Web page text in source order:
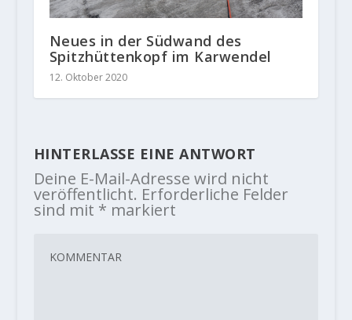
Neues in der Südwand des
Spitzhüttenkopf im Karwendel
12. Oktober 2020
HINTERLASSE EINE ANTWORT
Deine E-Mail-Adresse wird nicht
veröffentlicht. Erforderliche Felder
sind mit * markiert